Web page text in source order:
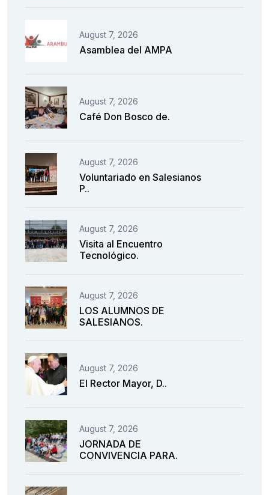
August 7, 2026
Asamblea del AMPA
August 7, 2026
Café Don Bosco de.
August 7, 2026
Voluntariado en Salesianos
P..
August 7, 2026
Visita al Encuentro
Tecnológico.
August 7, 2026
LOS ALUMNOS DE
SALESIANOS.
August 7, 2026
El Rector Mayor, D..
August 7, 2026
JORNADA DE
CONVIVENCIA PARA.